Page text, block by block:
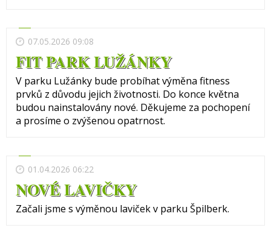
07.05.2026 09:08
FIT PARK LUŽÁNKY
V parku Lužánky bude probíhat výměna fitness
prvků z důvodu jejich životnosti. Do konce května
budou nainstalovány nové. Děkujeme za pochopení
a prosíme o zvýšenou opatrnost.
01.04.2026 06:22
NOVÉ LAVIČKY
Začali jsme s výměnou laviček v parku Špilberk.